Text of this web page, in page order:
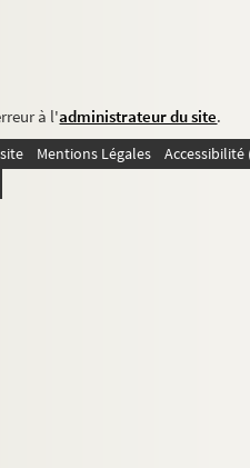
à l'administrateur du site.
Mentions Légales